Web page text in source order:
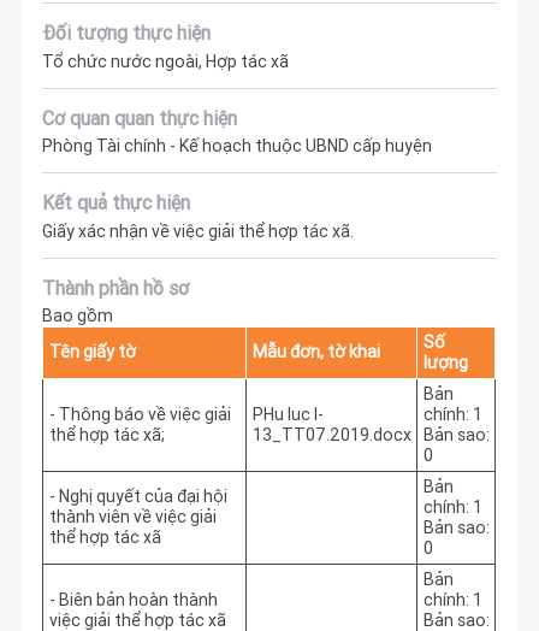
Đối tượng thực hiện
Tổ chức nước ngoài, Hợp tác xã
Cơ quan quan thực hiện
Phòng Tài chính - Kế hoạch thuộc UBND cấp huyện
Kết quả thực hiện
Giấy xác nhận về việc giải thể hợp tác xã.
Thành phần hồ sơ
Bao gồm
Tên giấy tờ
Mẫu đơn, tờ khai
Số
lượng
- Thông báo về việc giải
thể hợp tác xã;
PHu luc I-
13_TT07.2019.docx
Bản
chính: 1
Bản sao:
0
- Nghị quyết của đại hội
thành viên về việc giải
thể hợp tác xã
Bản
chính: 1
Bản sao:
0
- Biên bản hoàn thành
việc giải thể hợp tác xã
Bản
chính: 1
Bản sao: